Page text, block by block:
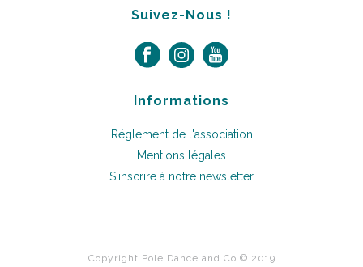
Suivez-Nous !
Informations
Réglement de l'association
Mentions légales
S'inscrire à notre newsletter
Copyright Pole Dance and Co © 2019